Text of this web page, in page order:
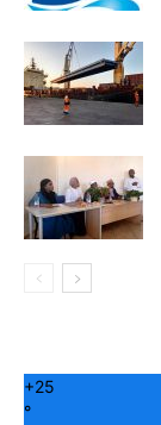
+25
°